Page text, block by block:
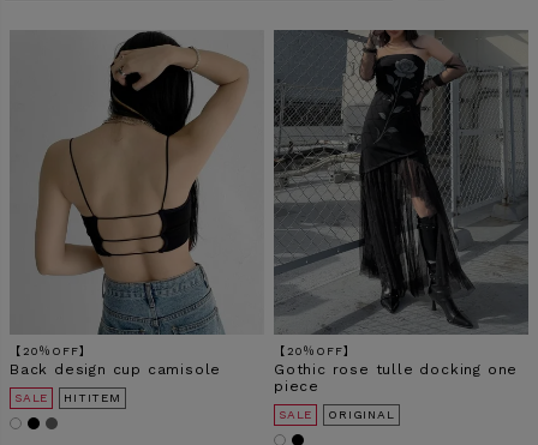
価格（税込）
〜
在庫なし商品
表示する 表示しない
検索
【20％OFF】
Back design cup camisole
SALE HITITEM
【20％OFF】
Gothic rose tulle docking one
piece
SALE ORIGINAL